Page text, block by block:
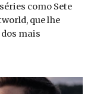
como Sete
que lhe
mais